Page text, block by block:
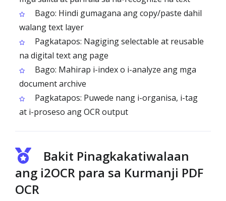
Bago: Hindi gumagana ang copy/paste dahil
walang text layer
Pagkatapos: Nagiging selectable at reusable
na digital text ang page
Bago: Mahirap i-index o i-analyze ang mga
document archive
Pagkatapos: Puwede nang i-organisa, i-tag
at i-proseso ang OCR output
Bakit Pinagkakatiwalaan
ang i2OCR para sa Kurmanji PDF
OCR